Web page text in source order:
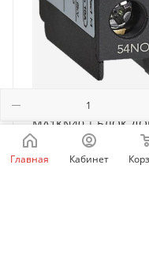
MA1KN40 | БЛОК
MA1KN 4НО, Systeme
Есть в наличии:
Главная Кабинет